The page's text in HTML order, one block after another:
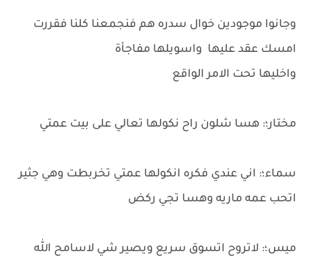
وجانوا موجودين خوال سدره هم فنجمعنا كلنا فقررت
امسك عقد عليها واسويلها مفاجأة
واخليها تحت الامر الواقع
مختار؛: هسا شلون راح نكولها تعالي على بيت عمتي
سماء؛: اني عندي فكره انكولها عمتي تخربطت وهي جثير
اتحب عمه ماريه وهسا تجي ركض
ميس؛: لاتروح اتسوق سريع ويصير شي لاسامح الله